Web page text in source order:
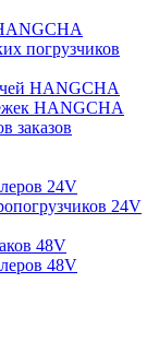
погрузчиков
HANGCHA
HANGCHA
заказов
24V
24V
48V
48V